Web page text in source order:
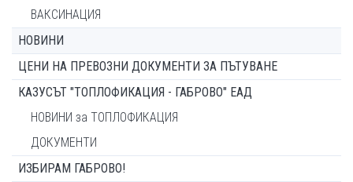
ВАКСИНАЦИЯ
НОВИНИ
ЦЕНИ НА ПРЕВОЗНИ ДОКУМЕНТИ ЗА ПЪТУВАНЕ
КАЗУСЪТ "ТОПЛОФИКАЦИЯ - ГАБРОВО" ЕАД
НОВИНИ за ТОПЛОФИКАЦИЯ
ДОКУМЕНТИ
ИЗБИРАМ ГАБРОВО!